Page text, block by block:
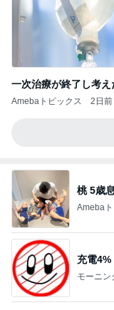
一次治療が終了し考え
Amebaトピックス 2日前
桃 5歳
Ameba
充電4%
モーニン